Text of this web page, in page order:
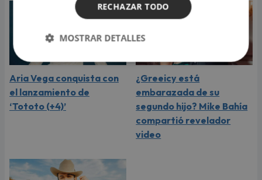
Aria Vega conquista con
el lanzamiento de
‘Tototo (+4)’
¿Greeicy está
embarazada de su
segundo hijo? Mike Bahía
compartió revelador
video
RECHAZAR TODO
MOSTRAR DETALLES